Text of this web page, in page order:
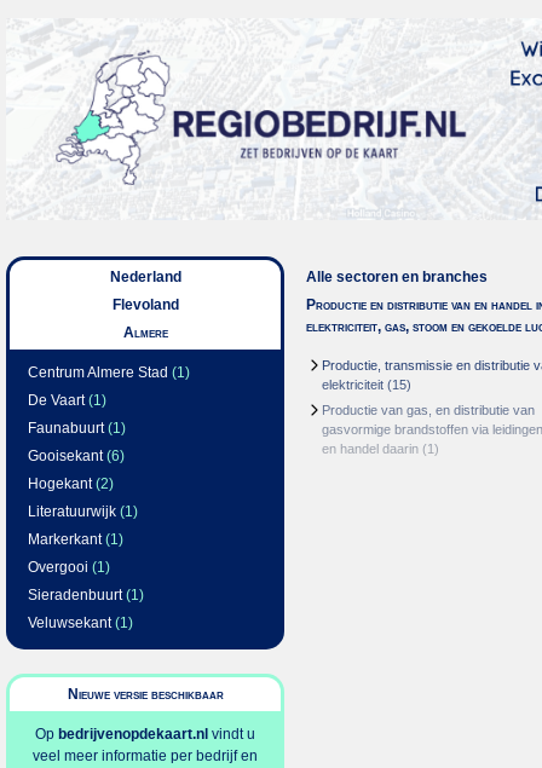
Nederland
Flevoland
Almere
Centrum Almere Stad (1)
De Vaart(1)
Faunabuurt(1)
Gooisekant(6)
Hogekant(2)
Literatuurwijk (1)
Markerkant(1)
Overgooi (1)
Sieradenbuurt(1)
Veluwsekant(1)
Nieuwe versie beschikbaar
Op bedrijvenopdekaart.nl vindt u
veel meer informatie per bedrijf en
Alle sectoren en branches
Productie en distributie van en handel
elektriciteit, gas, stoom en gekoelde
Productie, transmissie en distributie
elektriciteit (15)
Productie van gas, en distributie van
gasvormige brandstoffen via leidingen
en handel daarin (1)